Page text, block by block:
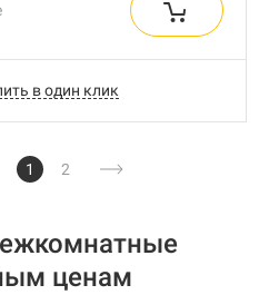
в один клик
1 2
ценам